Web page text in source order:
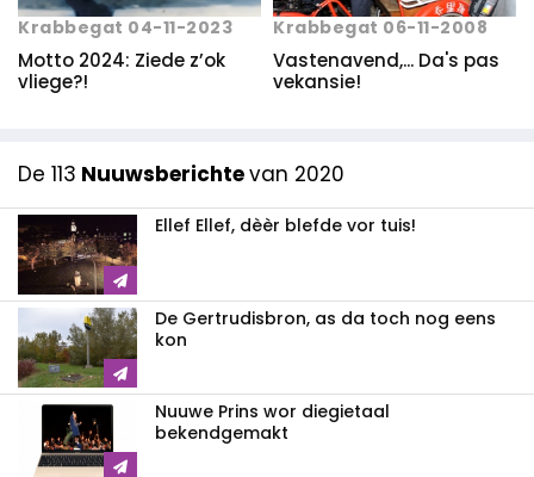
Krabbegat 04-11-2023
Motto 2024: Ziede z’ok
vliege?!
Krabbegat 06-11-2008
Vastenavend,... Da's pas
vekansie!
De 113 Nuuwsberichtevan 2020
Ellef Ellef, dèèr blefde vor tuis!
De Gertrudisbron, as da toch nog eens
kon
Nuuwe Prins wor diegietaal
bekendgemakt